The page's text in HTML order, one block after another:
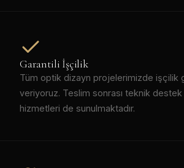
Garantili İşçilik
Tüm optik dizayn projelerimizde işçilik
veriyoruz. Teslim sonrası teknik destek
hizmetleri de sunulmaktadır.